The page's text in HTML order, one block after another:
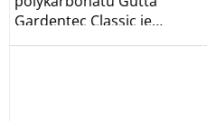
Gardentec Classic je
obloukový zahradní